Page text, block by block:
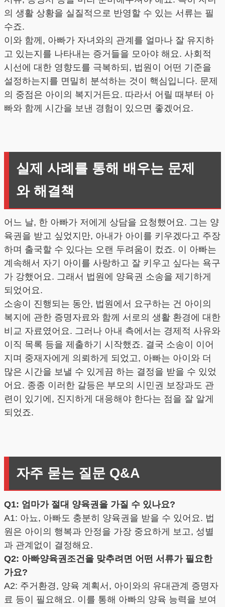
의 생활 상황을 실질적으로 반영할 수 있는 서류는 필
수죠.
이와 함께, 아빠가 자녀와의 관계를 얼마나 잘 유지하
고 있는지를 나타내는 증거들을 모아야 해요. 사회적
시선에 대한 영향도를 극복하되, 법원이 어떤 기준을
설정하는지를 면밀히 분석하는 것이 핵심입니다. 문제
의 중점은 아이의 복지거든요. 따라서 어릴 때부터 아
빠와 함께 시간을 보낸 경험이 있으면 좋겠어요.
실제 사례를 통해 배우는 문제
와 해결책
어느 날, 한 아빠가 저에게 상담을 요청했어요. 그는 양
육권을 받고 싶었지만, 아내가 아이를 키우겠다고 주장
하며 출국할 수 있다는 오랜 두려움이 컸죠. 이 아빠는
계속해서 자기 아이를 사랑하고 잘 키우고 싶다는 욕구
가 강했어요. 그래서 법원에 양육권 소송을 제기하게
되었어요.
소송이 진행되는 동안, 법원에서 요구하는 건 아이의
복지에 관한 증명자료와 함께 서로의 생활 환경에 대한
비교 자료였어요. 그러나 아내 측에서는 경제적 사유와
이직 목록 등을 제출하기 시작했죠. 결국 소송이 이어
지며 중재자에게 의뢰하게 되었고, 아빠는 아이와 더
많은 시간을 보낼 수 있게끔 하는 결정을 받을 수 있었
어요. 종종 이러한 갈등은 부모의 시민권 보장과도 관
련이 있기에, 진지하게 대응해야 한다는 점을 잘 알게
되었죠.
자주 묻는 질문 Q&A
Q1: 엄마가 절대 양육권을 가질 수 있나요?
A1: 아뇨, 아빠도 충분히 양육권을 받을 수 있어요. 법
원은 아이의 행복과 안정을 가장 중요하게 보고, 성별
과 관계없이 결정해요.
Q2: 아빠양육권조건을 맞추려면 어떤 서류가 필요한
가요?
A2: 주거환경, 양육 계획서, 아이와의 유대관계 증명자
료 등이 필요해요. 이를 통해 아빠의 양육 능력을 보여